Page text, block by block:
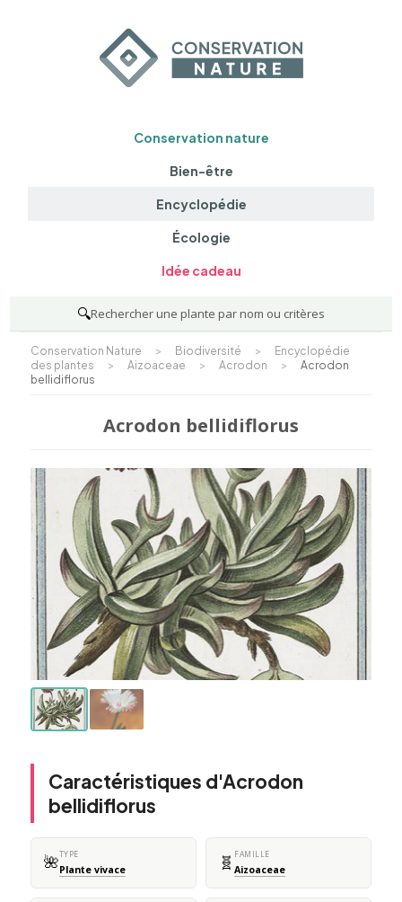
Conservation nature
Bien-être
Encyclopédie
Écologie
Idée cadeau
🔍Rechercher une plante par nom ou critères
Conservation Nature > Biodiversité >
Encyclopédie
des plantes
> Aizoaceae > Acrodon >
Acrodon
bellidiflorus
Acrodon bellidiflorus
Caractéristiques d'Acrodon
bellidiflorus
🌺TYPE
Plante vivace 🧬 FAMILLE
Aizoaceae